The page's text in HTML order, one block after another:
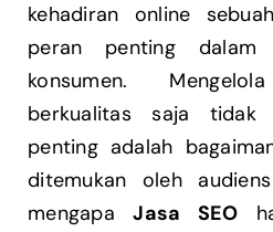
kehadiran online
peran penting dalam
konsumen.
berkualitas saja
penting adalah
ditemukan oleh
mengapaJasa SEO